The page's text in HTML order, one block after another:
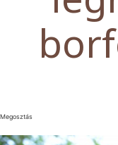
Megosztás